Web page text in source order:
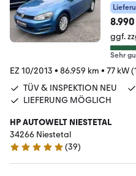
ggf.
Sehr
EZ 10/2013 • 86.959 km • 77 kW
TÜV & INSPEKTION NEU
LIEFERUNG MÖGLICH
HP AUTOWELT NIESTETAL
34266 Niestetal
5 Sterne
(39)